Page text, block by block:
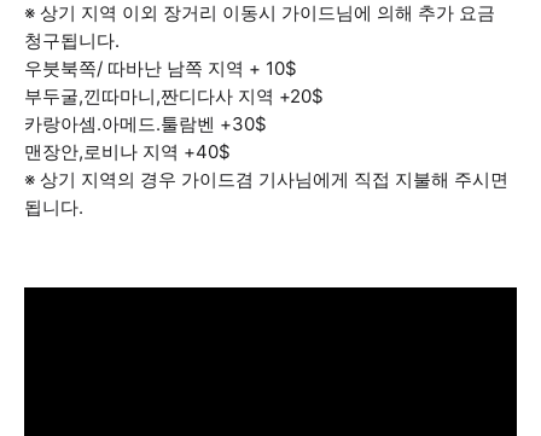
※ 상기 지역 이외 장거리 이동시 가이드님에 의해 추가 요금
청구됩니다.
우붓북쪽/ 따바난 남쪽 지역 + 10$
부두굴,낀따마니,짠디다사 지역 +20$
카랑아셈.아메드.툴람벤 +30$
맨장안,로비나 지역 +40$
※ 상기 지역의 경우 가이드겸 기사님에게 직접 지불해 주시면
됩니다.